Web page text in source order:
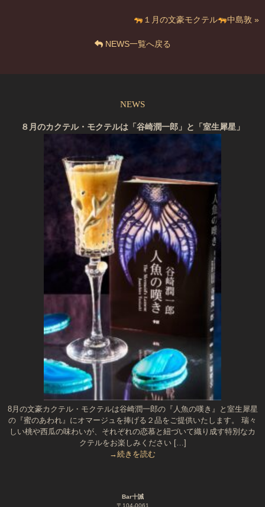
１月の文豪モクテル 中島敦 »
NEWS一覧へ戻る
NEWS
８月のカクテル・モクテルは「谷崎潤一郎」と「室生犀星」
8月の文豪カクテル・モクテルは谷崎潤一郎の『人魚の嘆き』と室生犀星
の『蜜のあわれ』にオマージュを捧げる２品をご提供いたします。 瑞々
しい桃や西瓜の味わいが、それぞれの恋慕と紐づいて織り成す特別なカ
クテルをお楽しみください […]
→続きを読む
Bar十誡
〒104-0061